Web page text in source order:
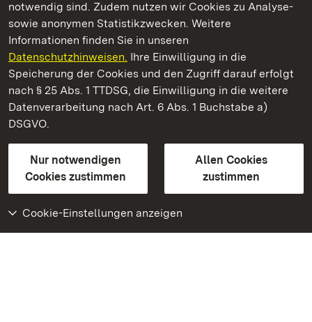
notwendig sind. Zudem nutzen wir Cookies zu Analyse-
sowie anonymen Statistikzwecken. Weitere
Informationen finden Sie in unseren
Datenschutzhinweisen. Ihre Einwilligung in die
Speicherung der Cookies und den Zugriff darauf erfolgt
nach § 25 Abs. 1 TTDSG, die Einwilligung in die weitere
Datenverarbeitung nach Art. 6 Abs. 1 Buchstabe a)
DSGVO.
Nur notwendigen
Cookies zustimmen
Allen Cookies
zustimmen
Cookie-Einstellungen anzeigen
Staatliche Schlösser und Gärten Baden‑Württemberg
Staatliche Schlösser und Gärten Baden-Württemberg
Kontakt
GebärdenspracheLeichte Sprache
Erklärung zur Barrierefreiheit
BITV-konform (geprüfte Seiten)
Weiteres